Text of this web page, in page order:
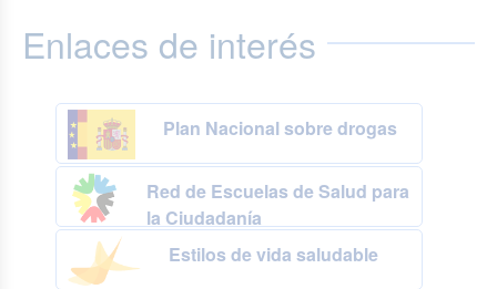
Enlaces de interés
Plan Nacional sobre drogas
Red de Escuelas de Salud para
la Ciudadanía
Estilos de vida saludable